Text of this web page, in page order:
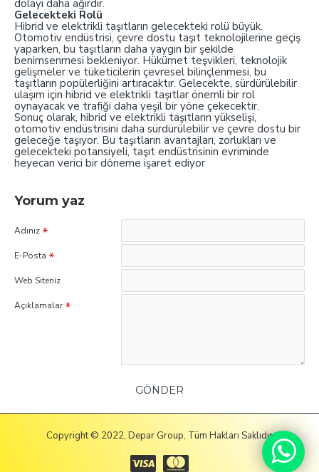
dolayı daha ağırdır.
Gelecekteki Rolü
Hibrid ve elektrikli taşıtların gelecekteki rolü büyük.
Otomotiv endüstrisi, çevre dostu taşıt teknolojilerine geçiş
yaparken, bu taşıtların daha yaygın bir şekilde
benimsenmesi bekleniyor. Hükümet teşvikleri, teknolojik
gelişmeler ve tüketicilerin çevresel bilinçlenmesi, bu
taşıtların popülerliğini artıracaktır. Gelecekte, sürdürülebilir
ulaşım için hibrid ve elektrikli taşıtlar önemli bir rol
oynayacak ve trafiği daha yeşil bir yöne çekecektir.
Sonuç olarak, hibrid ve elektrikli taşıtların yükselişi,
otomotiv endüstrisini daha sürdürülebilir ve çevre dostu bir
geleceğe taşıyor. Bu taşıtların avantajları, zorlukları ve
gelecekteki potansiyeli, taşıt endüstrisinin evriminde
heyecan verici bir döneme işaret ediyor
Yorum yaz
Adınız
E-Posta
Web Siteniz
Açıklamalar
GÖNDER
Copyright © 2022, Depar Group, Tüm Hakları Saklıdır